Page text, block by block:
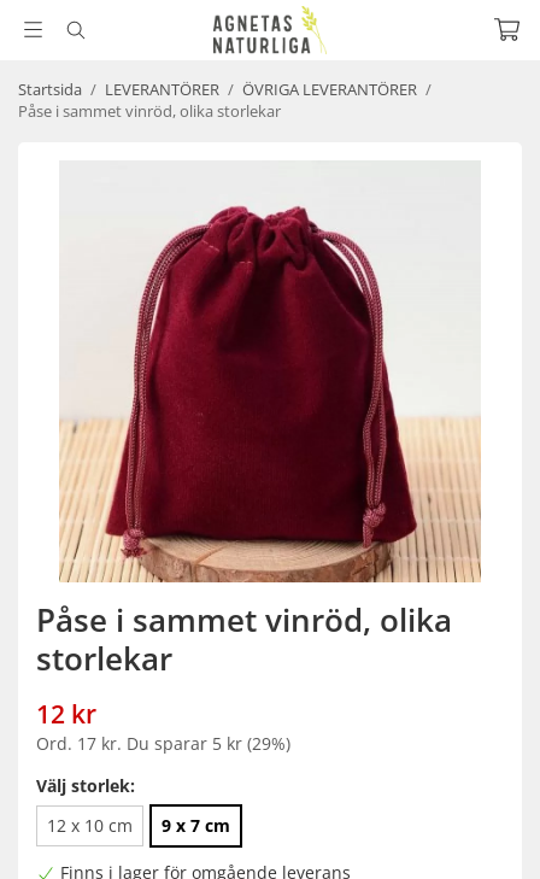
Startsida / LEVERANTÖRER / ÖVRIGA LEVERANTÖRER /
Påse i sammet vinröd, olika storlekar
Påse i sammet vinröd, olika
storlekar
12 kr
Ord. 17 kr. Du sparar 5 kr (29%)
Välj storlek:
12 x 10 cm
9 x 7 cm
Finns i lager för omgående leverans